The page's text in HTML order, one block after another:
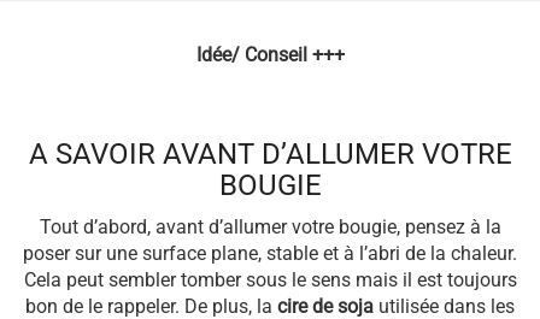
Idée/ Conseil +++
A SAVOIR AVANT D’ALLUMER VOTRE
BOUGIE
Tout d’abord, avant d’allumer votre bougie, pensez à la
poser sur une surface plane, stable et à l’abri de la chaleur.
Cela peut sembler tomber sous le sens mais il est toujours
bon de le rappeler. De plus, la cire de soja utilisée dans les